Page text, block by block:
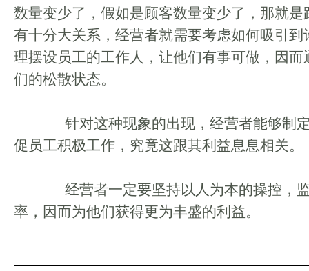
数量变少了，假如是顾客数量变少了，那就是
有十分大关系，经营者就需要考虑如何吸引到
理摆设员工的工作人，让他们有事可做，因而
们的松散状态。
针对这种现象的出现，经营者能够制
促员工积极工作，究竟这跟其利益息息相关。
经营者一定要坚持以人为本的操控，
率，因而为他们获得更为丰盛的利益。